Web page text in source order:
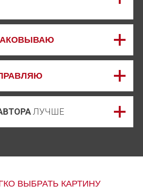
ЛУЧШЕ
ВЫБРАТЬ КАРТИНУ